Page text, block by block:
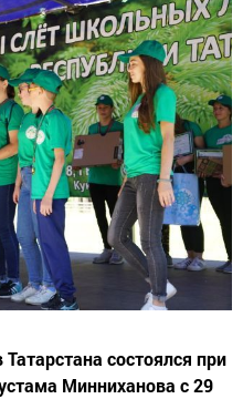
состоялся при
Минниханова с 29